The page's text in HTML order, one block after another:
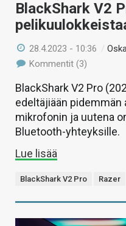
BlackShark V2
28.4.2023 - 10:36 /
Kommentit (3)
BlackShark V2 Pro
edeltäjiään
mikrofonin ja uutena
Bluetooth-yhteyksille.
Lue lisää
BlackShark V2 Pro Razer